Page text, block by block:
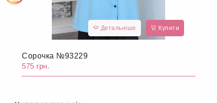
Детальніше Купити
Сорочка №93229
575 грн.